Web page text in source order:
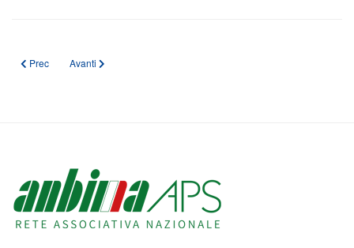
Articolo precedente: CHIUSURA ESTIVA UFFICIO NAZIONALE ANBIMA APS
Prec Articolo successivo: Il M° Michele Mangani vince l'XI Concorso
Avanti